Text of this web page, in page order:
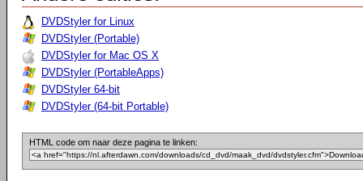
DVDStyler for Linux
DVDStyler (Portable)
DVDStyler for Mac OS X
DVDStyler (PortableApps)
DVDStyler 64-bit
DVDStyler (64-bit Portable)
HTML code om naar deze pagina te linken: